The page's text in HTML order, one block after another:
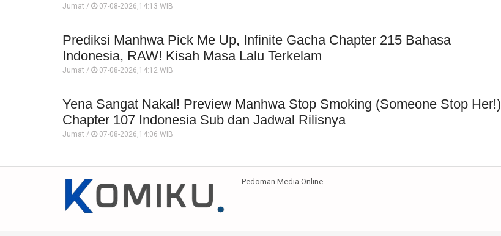
Jumat / 07-08-2026,14:13 WIB
Prediksi Manhwa Pick Me Up, Infinite Gacha Chapter 215 Bahasa
Indonesia, RAW! Kisah Masa Lalu Terkelam
Jumat / 07-08-2026,14:12 WIB
Yena Sangat Nakal! Preview Manhwa Stop Smoking (Someone Stop Her!)
Chapter 107 Indonesia Sub dan Jadwal Rilisnya
Jumat / 07-08-2026,14:06 WIB
Pedoman Media Online